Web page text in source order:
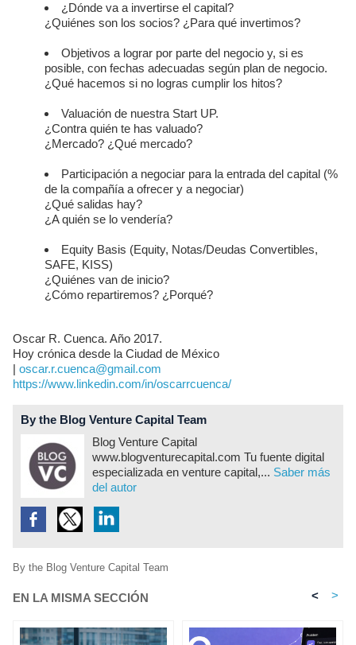
¿Dónde va a invertirse el capital?
¿Quiénes son los socios? ¿Para qué invertimos?
Objetivos a lograr por parte del negocio y, si es
posible, con fechas adecuadas según plan de negocio.
¿Qué hacemos si no logras cumplir los hitos?
Valuación de nuestra Start UP.
¿Contra quién te has valuado?
¿Mercado? ¿Qué mercado?
Participación a negociar para la entrada del capital (%
de la compañía a ofrecer y a negociar)
¿Qué salidas hay?
¿A quién se lo vendería?
Equity Basis (Equity, Notas/Deudas Convertibles,
SAFE, KISS)
¿Quiénes van de inicio?
¿Cómo repartiremos? ¿Porqué?
Oscar R. Cuenca. Año 2017.
Hoy crónica desde la Ciudad de México
| oscar.r.cuenca@gmail.com
https://www.linkedin.com/in/oscarrcuenca/
By the Blog Venture Capital Team
Blog Venture Capital
www.blogventurecapital.com Tu fuente digital
especializada en venture capital,... Saber más
del autor
By the Blog Venture Capital Team
EN LA MISMA SECCIÓN < >